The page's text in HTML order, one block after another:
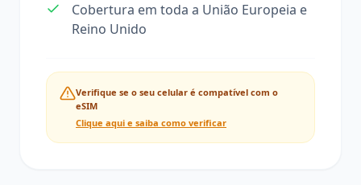
Cobertura em toda a União Europeia e
Reino Unido
Verifique se o seu celular é compatível com o
eSIM
Clique aqui e saiba como verificar